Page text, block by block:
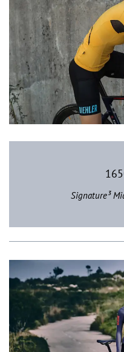
Signature³